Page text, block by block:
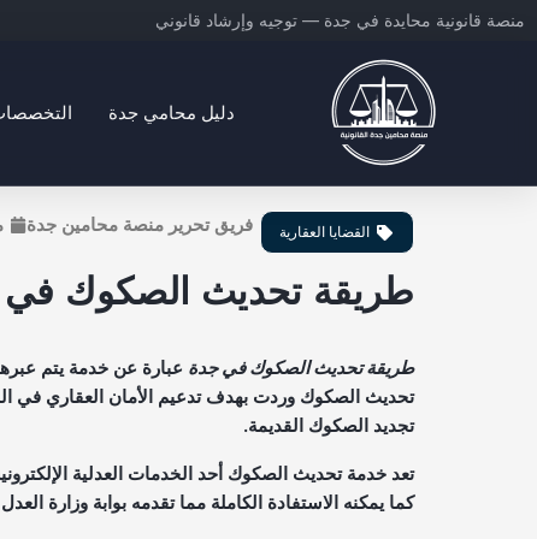
تخطي
منصة قانونية محايدة في جدة — توجيه وإرشاد قانوني
منصة محامين جدة القانونية
دليل محامي جدة
القضايا العقارية فريق تحرير منصة محامين جدة
طريقة تحديث الصكوك
طريقة تحديث الصكوك في جدة عبارة عن خدمة يتم
تحديث الصكوك وردت بهدف تدعيم الأمان العقاري في
تجديد الصكوك القديمة.
تعد خدمة تحديث الصكوك أحد الخدمات العدلية
كما يمكنه الاستفادة الكاملة مما تقدمه بوابة وزارة